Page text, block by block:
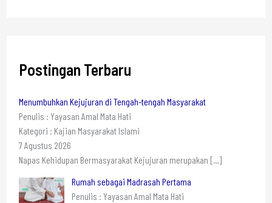
Postingan Terbaru
Menumbuhkan Kejujuran di Tengah-tengah Masyarakat
Penulis : Yayasan Amal Mata Hati
Kategori : Kajian Masyarakat Islami
7 Agustus 2026
Napas Kehidupan Bermasyarakat Kejujuran merupakan […]
Rumah sebagai Madrasah Pertama
Penulis : Yayasan Amal Mata Hati